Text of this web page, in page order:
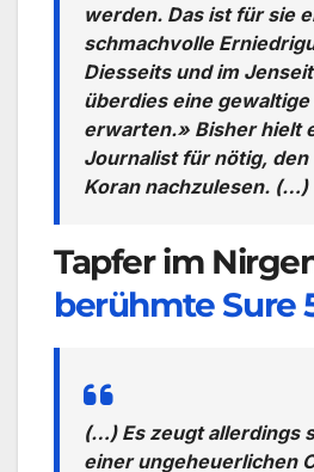
werden. Das ist für sie
schmachvolle
Diesseits und im
überdies eine gewaltige
erwarten.» Bisher hielt
Journalist für nötig, den
Koran nachzulesen. (…)
Tapfer im
berühmte Sure
(…) Es zeugt allerdings
einer ungeheuerlichen